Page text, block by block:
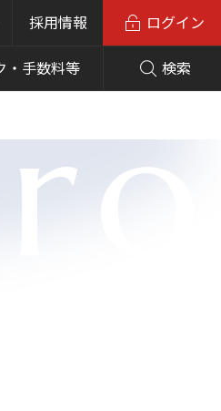
採用情報
・ 手数料等 検索
ログイン